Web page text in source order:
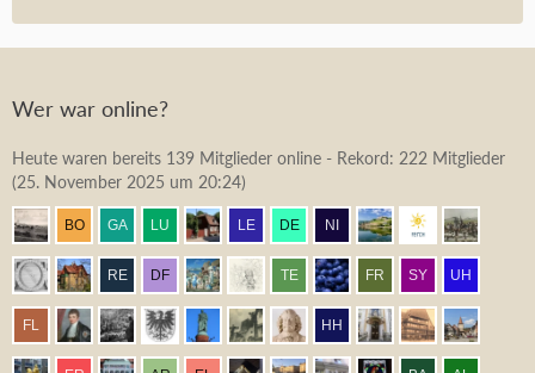
Wer war online?
Heute waren bereits 139 Mitglieder online - Rekord: 222 Mitglieder
(25. November 2025 um 20:24)